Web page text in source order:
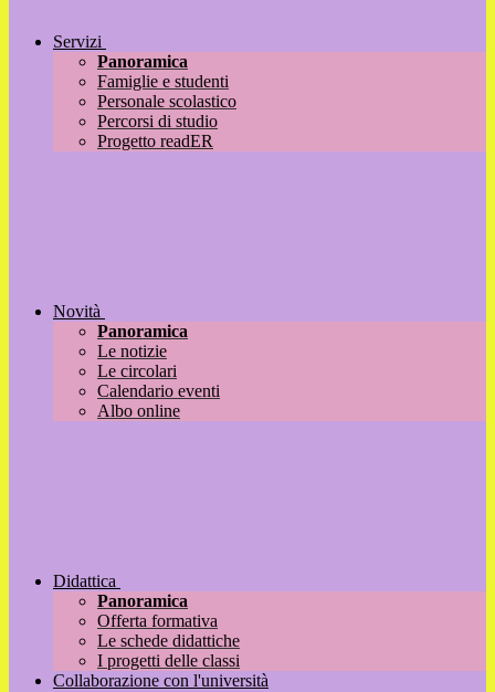
Servizi
Panoramica
Famiglie e studenti
Personale scolastico
Percorsi di studio
Progetto readER
Novità
Panoramica
Le notizie
Le circolari
Calendario eventi
Albo online
Didattica
Panoramica
Offerta formativa
Le schede didattiche
I progetti delle classi
Collaborazione con l'università